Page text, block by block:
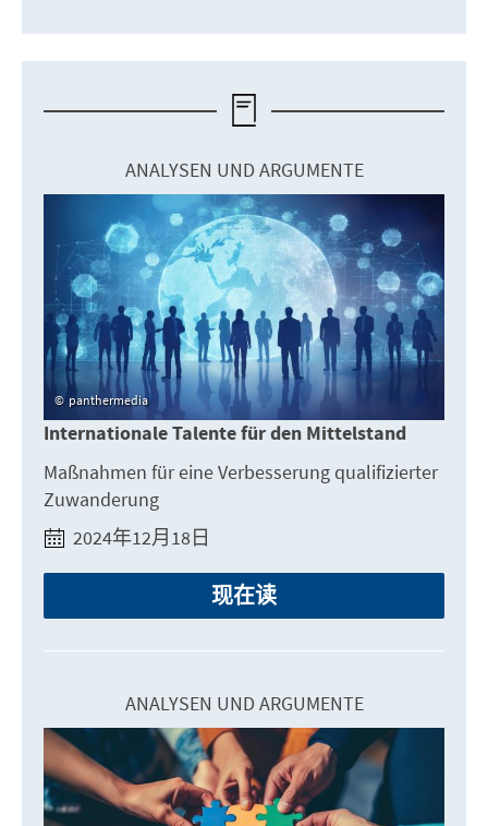
ANALYSEN UND ARGUMENTE
panthermedia
Internationale Talente für den Mittelstand
Maßnahmen für eine Verbesserung qualifizierter
Zuwanderung
2024年12月18日
现在读
ANALYSEN UND ARGUMENTE